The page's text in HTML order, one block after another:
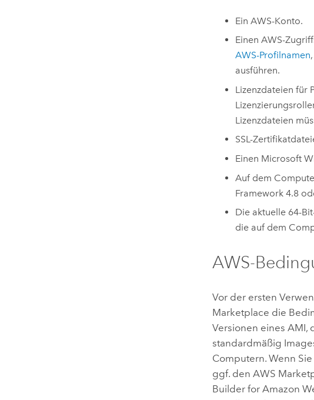
Ein AWS-Konto.
Einen AWS-
AWS-Profilnamen
ausführen.
Lizenzdateien für
Lizenzdateien
SSL-
Einen Microsoft
Auf dem
Framework4.8
Die aktuelle 64-
die auf dem
AWS-
Vor der ersten
Marketplace die
Versionen einesAMI,
standardmäßig
Computern. Wenn
ggf. denAWS
Builder for Amazon